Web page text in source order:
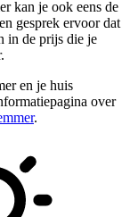
kan je ook eens de
gesprek ervoor dat
in de prijs die je
en je huis
over
.